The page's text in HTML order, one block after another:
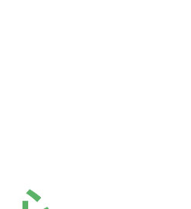
為穩態經濟
人口量與人
某種合乎慾